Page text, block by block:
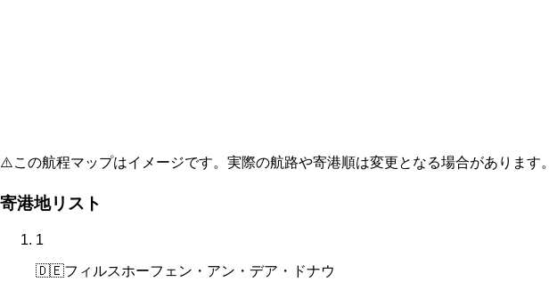
⚠️この航程マップはイメージです。実際の航路や寄港順は変更となる場合があります。
寄港地リスト
1
🇩🇪フィルスホーフェン・アン・デア・ドナウ